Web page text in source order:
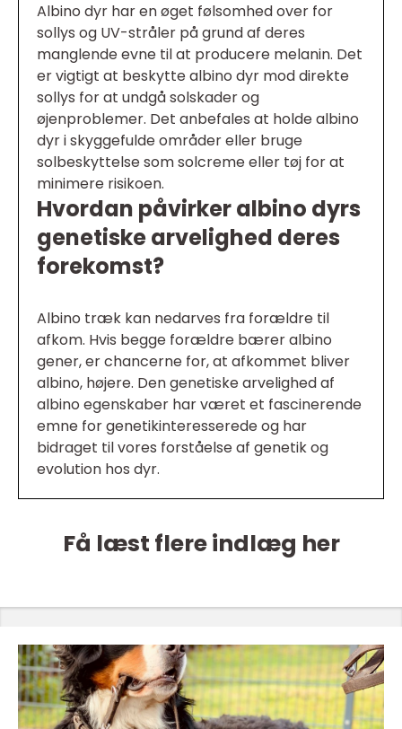
Albino dyr har en øget følsomhed over for
sollys og UV-stråler på grund af deres
manglende evne til at producere melanin. Det
er vigtigt at beskytte albino dyr mod direkte
sollys for at undgå solskader og
øjenproblemer. Det anbefales at holde albino
dyr i skyggefulde områder eller bruge
solbeskyttelse som solcreme eller tøj for at
minimere risikoen.
Hvordan påvirker albino dyrs
genetiske arvelighed deres
forekomst?
Albino træk kan nedarves fra forældre til
afkom. Hvis begge forældre bærer albino
gener, er chancerne for, at afkommet bliver
albino, højere. Den genetiske arvelighed af
albino egenskaber har været et fascinerende
emne for genetikinteresserede og har
bidraget til vores forståelse af genetik og
evolution hos dyr.
Få læst flere indlæg her